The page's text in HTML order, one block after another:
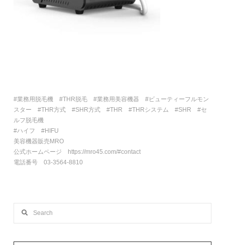
#業務用脱毛機 #THR脱毛 #業務用美容機器 #ビューティーフルモン
スター #THR方式 #SHR方式 #THR #THRシステム #SHR #セ
ルフ脱毛機
#ハイフ #HIFU
美容機器販売MRO
公式ホームページ https://mro45.com/#contact
電話番号 03-3564-8810